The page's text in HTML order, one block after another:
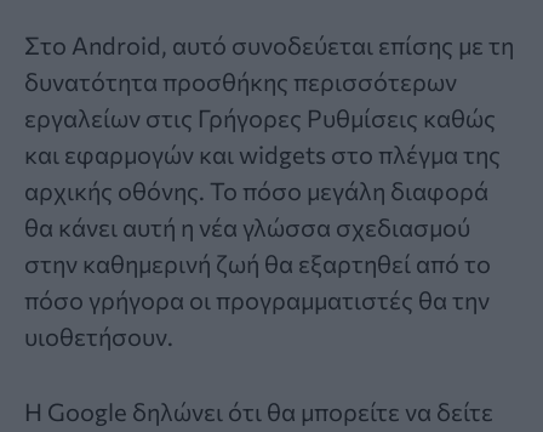
Στο Android, αυτό συνοδεύεται επίσης με τη
δυνατότητα προσθήκης περισσότερων
εργαλείων στις Γρήγορες Ρυθμίσεις καθώς
και εφαρμογών και widgets στο πλέγμα της
αρχικής οθόνης. Το πόσο μεγάλη διαφορά
θα κάνει αυτή η νέα γλώσσα σχεδιασμού
στην καθημερινή ζωή θα εξαρτηθεί από το
πόσο γρήγορα οι προγραμματιστές θα την
υιοθετήσουν.
Η Google δηλώνει ότι θα μπορείτε να δείτε